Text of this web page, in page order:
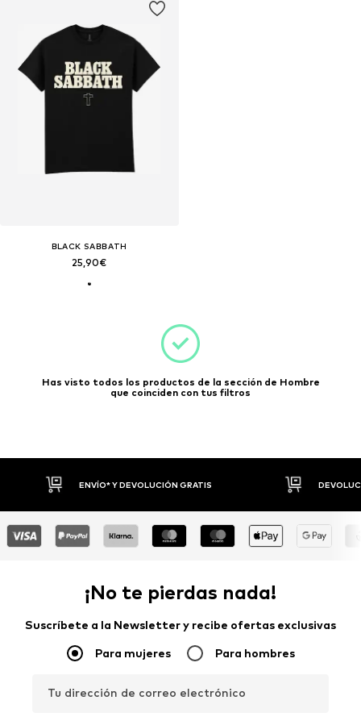
BLACK SABBATH
25,90€
Has visto todos los productos de la sección de Hombre
que coinciden con tus filtros
ENVÍO* Y DEVOLUCIÓN GRATIS
¡No te pierdas nada!
Suscríbete a la Newsletter y recibe ofertas exclusivas
Para mujeres Para hombres
Tu dirección de correo electrónico